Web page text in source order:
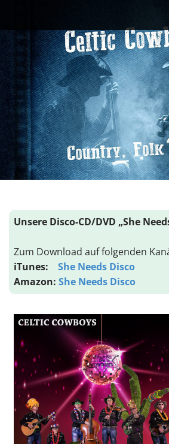
i
n
m
e
n
u
i
p
t
o
c
o
n
t
e
n
t
Unsere Disco-CD/DVD „She
Zum Download auf folgenden
iTunes: She Needs Disco
Amazon: She Needs Disco